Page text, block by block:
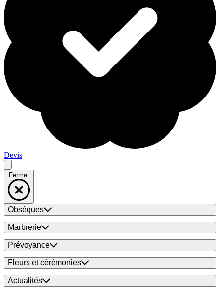
Devis
Fermer
Obsèques
Marbrerie
Prévoyance
Fleurs et cérémonies
Actualités